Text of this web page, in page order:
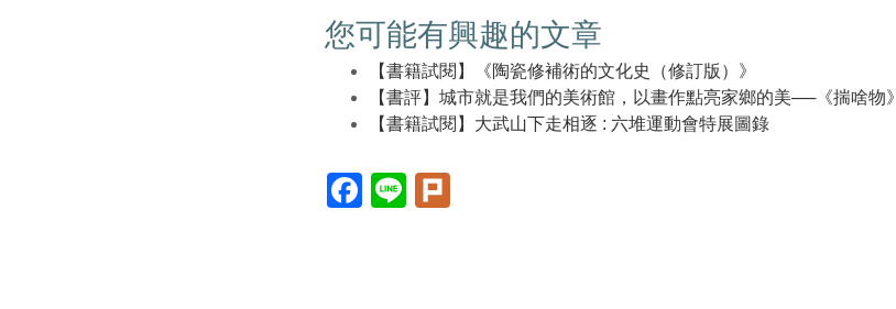
您可能有興趣的文章
【書籍試閱】《陶瓷修補術的文化史（修訂版）》
【書評】城市就是我們的美術館，以畫作點亮家鄉的美──《揣啥物》
【書籍試閱】大武山下走相逐 : 六堆運動會特展圖錄
Facebook(另
開
Line(另
開